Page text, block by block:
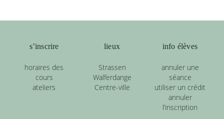
s’inscrire
horaires des
cours
ateliers
lieux
Strassen
Walferdange
Centre-ville
info élèves
annuler une
séance
utiliser un crédit
annuler
l’inscription